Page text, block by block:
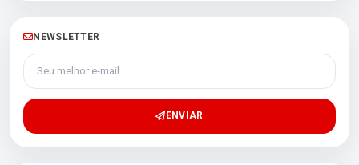
NEWSLETTER
Seu melhor e-mail
ENVIAR